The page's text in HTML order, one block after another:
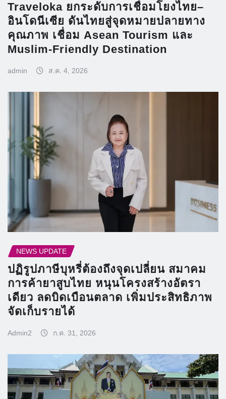
Traveloka ยกระดับการเชื่อมโยงไทย–
อินโดนีเซีย ดันไทยสู่จุดหมายปลายทาง
คุณภาพ เชื่อม Asean Tourism และ
Muslim-Friendly Destination
admin ส.ค. 4, 2026
NEWS UPDATE
ปฏิรูปภาษีบุหรี่ต้องถึงจุดเปลี่ยน สมาคม
การค้ายาสูบไทย หนุนโครงสร้างอัตรา
เดียว ลดบิดเบือนตลาด เพิ่มประสิทธิภาพ
จัดเก็บรายได้
Admin2 ก.ค. 31, 2026